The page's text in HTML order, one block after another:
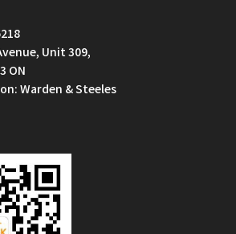
Unit 309,
ON
Warden & Steeles